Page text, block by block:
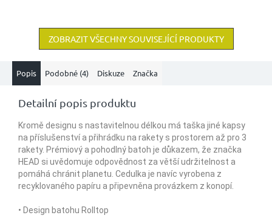
ZOBRAZIT VŠECHNY SOUVISEJÍCÍ PRODUKTY
Popis Podobné (4) Diskuze Značka
Detailní popis produktu
Kromě designu s nastavitelnou délkou má taška jiné kapsy
na příslušenství a přihrádku na rakety s prostorem až pro 3
rakety. Prémiový a pohodlný batoh je důkazem, že značka
HEAD si uvědomuje odpovědnost za větší udržitelnost a
pomáhá chránit planetu. Cedulka je navíc vyrobena z
recyklovaného papíru a připevněna provázkem z konopí.
• Design batohu Rolltop